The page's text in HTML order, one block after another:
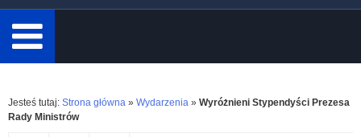
minimum
3
znaki.
Rozwiń
Jesteś tutaj: Strona główna » Wydarzenia » Wyróżnieni Stypendyści Prezesa
Rady Ministrów